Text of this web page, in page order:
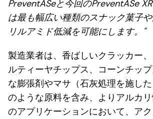
PreventASeと今回のPreventASe
は最も幅広い種類のスナック菓子
リルアミド低減を可能にします。"
製造業者は、香ばしいクラッカー
ルティーヤチップス、コーンチッ
な膨張剤やマサ（石灰処理を施した
のような原料を含み、よりアルカリ
のアプリケーションにおいて、ア